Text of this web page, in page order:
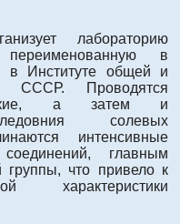
лабораторию
переименованную в
в Институте общей и
СССР. Проводятся
а затем и
солевых
интенсивные
главным
группы, что привело к
характеристики